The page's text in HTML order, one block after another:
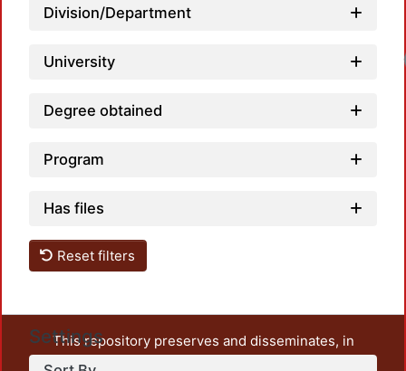
Division/Department
University
Degree obtained
Program
Has files
Reset filters
Settings
This repository preserves and disseminates, in
unrestricted open access, the teaching and research